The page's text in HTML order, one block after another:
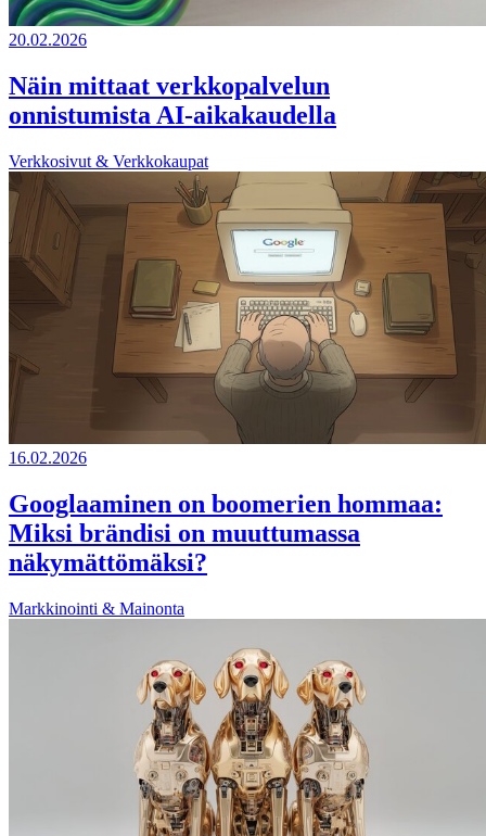
20.02.2026
Näin mittaat verkkopalvelun
onnistumista AI-aikakaudella
Verkkosivut & Verkkokaupat
16.02.2026
Googlaaminen on boomerien hommaa:
Miksi brändisi on muuttumassa
näkymättömäksi?
Markkinointi & Mainonta